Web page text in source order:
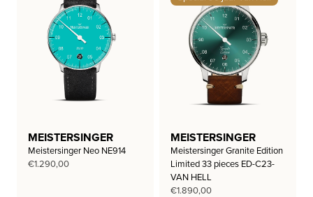
MEISTERSINGER
Meistersinger Neo NE914
€1.290,00
MEISTERSINGER
Meistersinger Granite Edition
Limited 33 pieces ED-C23-
VAN HELL
€1.890,00